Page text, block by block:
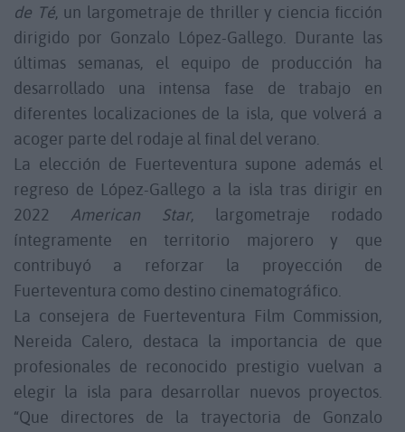
de Té, un largometraje de thriller y ciencia ficción
dirigido por Gonzalo López-Gallego. Durante las
últimas semanas, el equipo de producción ha
desarrollado una intensa fase de trabajo en
diferentes localizaciones de la isla, que volverá a
acoger parte del rodaje al final del verano.
La elección de Fuerteventura supone además el
regreso de López-Gallego a la isla tras dirigir en
2022 American Star, largometraje rodado
íntegramente en territorio majorero y que
contribuyó a reforzar la proyección de
Fuerteventura como destino cinematográfico.
La consejera de Fuerteventura Film Commission,
Nereida Calero, destaca la importancia de que
profesionales de reconocido prestigio vuelvan a
elegir la isla para desarrollar nuevos proyectos.
“Que directores de la trayectoria de Gonzalo